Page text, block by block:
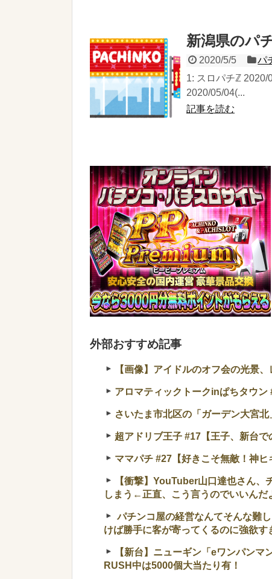
新潟県のパ
2020/5/5 パ
1: スロパチℤ 2020/
2020/05/04(...
記事を読む
外部おすすめ記事
【画像】アイドルのオフ会の光景
アロマティックトークinぱちタウン
さいたま市北区の「ガーデン大宮
超アドリブ王子 #17【王子、新台
ママパチ #27【好きこそ無敵！神ヒ
【衝撃】YouTuber山口達也さん、
しまう←正直、こう言うのでいいんだ
パチンコ屋の経営なんてそんな難
けば勝手に客が寄ってくるのに強欲
【新台】ニューギン「eワンパン
RUSH中は5000個大当たり有！